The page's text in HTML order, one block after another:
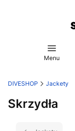
Menu
DIVESHOP Jackety
Skrzydła